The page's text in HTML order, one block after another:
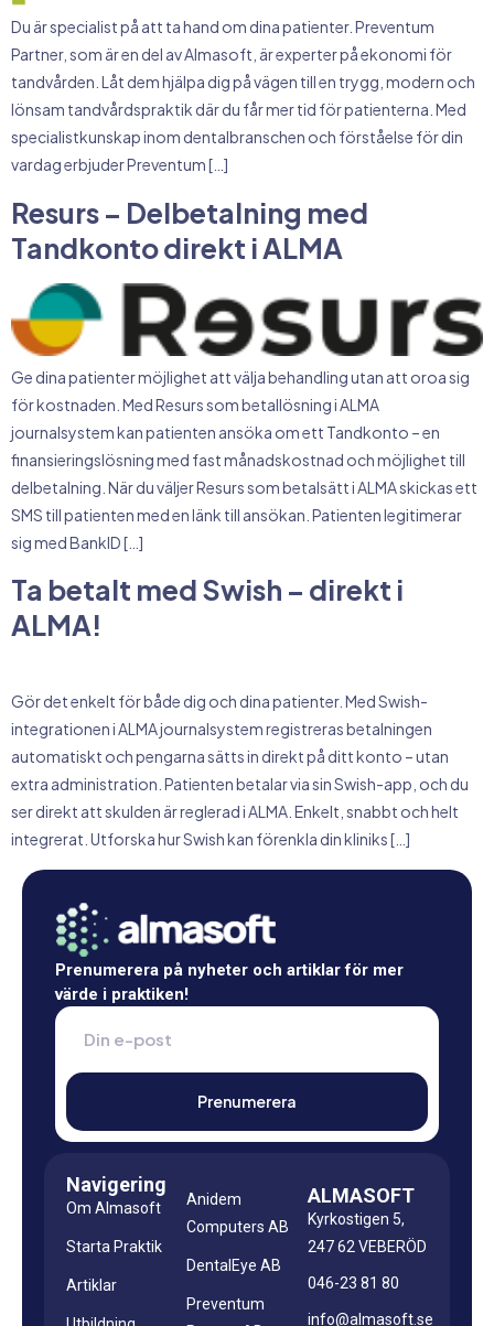
Du är specialist på att ta hand om dina patienter. Preventum
Partner, som är en del av Almasoft, är experter på ekonomi för
tandvården. Låt dem hjälpa dig på vägen till en trygg, modern och
lönsam tandvårdspraktik där du får mer tid för patienterna. Med
specialistkunskap inom dentalbranschen och förståelse för din
vardag erbjuder Preventum […]
Resurs – Delbetalning med
Tandkonto direkt i ALMA
Ge dina patienter möjlighet att välja behandling utan att oroa sig
för kostnaden. Med Resurs som betallösning i ALMA
journalsystem kan patienten ansöka om ett Tandkonto – en
finansieringslösning med fast månadskostnad och möjlighet till
delbetalning. När du väljer Resurs som betalsätt i ALMA skickas ett
SMS till patienten med en länk till ansökan. Patienten legitimerar
sig med BankID […]
Ta betalt med Swish – direkt i
ALMA!
Gör det enkelt för både dig och dina patienter. Med Swish-
integrationen i ALMA journalsystem registreras betalningen
automatiskt och pengarna sätts in direkt på ditt konto – utan
extra administration. Patienten betalar via sin Swish-app, och du
ser direkt att skulden är reglerad i ALMA. Enkelt, snabbt och helt
integrerat. Utforska hur Swish kan förenkla din kliniks […]
Prenumerera på nyheter och artiklar för mer
värde i praktiken!
Navigering
Om Almasoft
Starta Praktik
Artiklar
Anidem
Computers AB
DentalEye AB
Preventum
ALMASOFT
Kyrkostigen 5,
247 62 VEBERÖD
046-23 81 80
info@almasoft.se